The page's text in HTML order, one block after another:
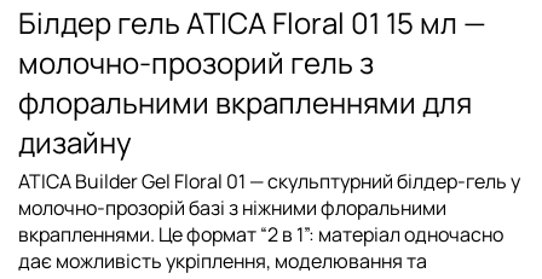
Білдер гель ATICA Floral 01 15 мл —
молочно-прозорий гель з
флоральними вкрапленнями для
дизайну
ATICA Builder Gel Floral 01 — скульптурний білдер-гель у
молочно-прозорій базі з ніжними флоральними
вкрапленнями. Це формат “2 в 1”: матеріал одночасно
дає можливістьукріплення, моделюваннята